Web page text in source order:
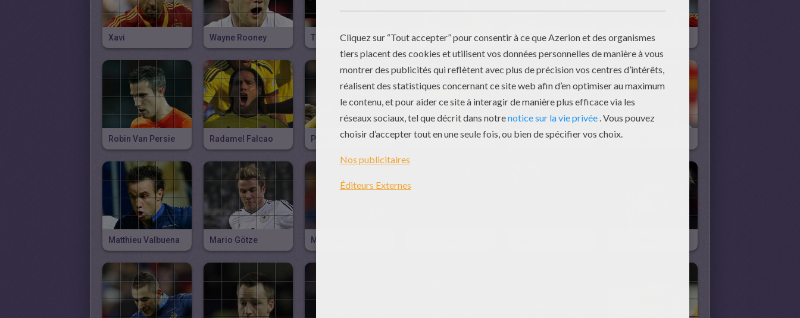
Xavi Wayne Rooney Thomas Müller Thiago Silva Stephan El Sharaawy Sergio Ramos
Robin Van Persie Radamel Falcao Paul Pogba Oscar Neymar Mesut Özil
Matthieu Valbuena Mario Götze Mario Balotelli